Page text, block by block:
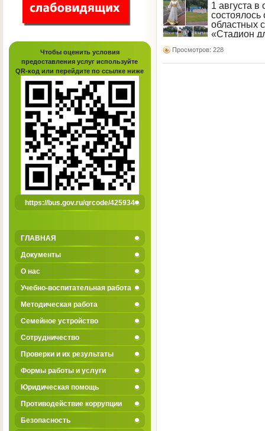
Чтобы оценить условия
предоставления услуг используйте
QR-код или перейдите по ссылке ниже
https://bus.gov.ru/qrcode/425934
ГЛАВНАЯ
Документы
О нас
Учебно-воспитательная работа
Методическая работа
Семейное устройство
Сотрудничество
Проверки и их результаты
Формы работы и услуги
Юридическая помощь
Противодействие коррупции
Безопасность
1 августа в
состоялось
областных
«Стадион
победы.
Просмотров: 228